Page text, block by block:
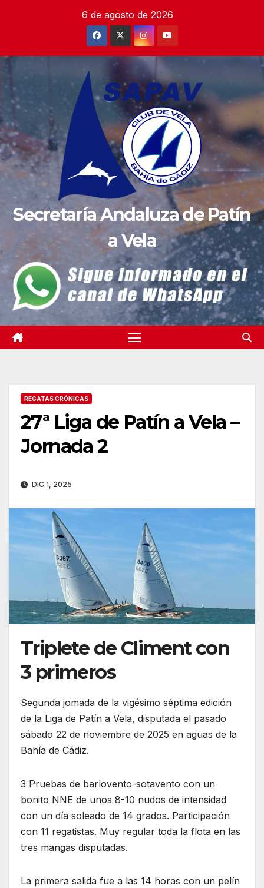
6 de agosto de 2026
Secretaría Andaluza de Patín
a Vela
REGATAS CRÓNICAS
27ª Liga de Patín a Vela –
Jornada 2
DIC 1, 2025
Triplete de Climent con
3 primeros
Segunda jomada de la vigésimo séptima edición
de la Liga de Patín a Vela, disputada el pasado
sábado 22 de noviembre de 2025 en aguas de la
Bahía de Cádiz.
3 Pruebas de barlovento-sotavento con un
bonito NNE de unos 8-10 nudos de intensidad
con un día soleado de 14 grados. Participación
con 11 regatistas. Muy regular toda la flota en las
tres mangas disputadas.
La primera salida fue a las 14 horas con un pelín